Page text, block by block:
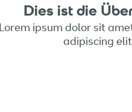
Dies ist die
Lorem ipsum dolor sit
adipiscing